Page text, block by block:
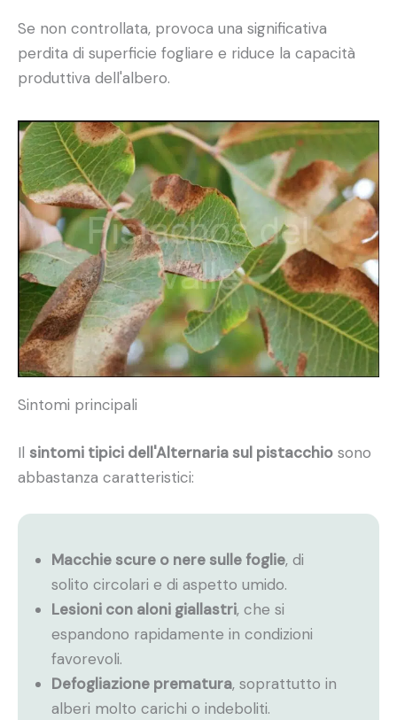
Se non controllata, provoca una significativa
perdita di superficie fogliare e riduce la capacità
produttiva dell'albero.
Sintomi principali
Il sintomi tipici dell'Alternaria sul pistacchio sono
abbastanza caratteristici:
Macchie scure o nere sulle foglie, di
solito circolari e di aspetto umido.
Lesioni con aloni giallastri, che si
espandono rapidamente in condizioni
favorevoli.
Defogliazione prematura, soprattutto in
alberi molto carichi o indeboliti.